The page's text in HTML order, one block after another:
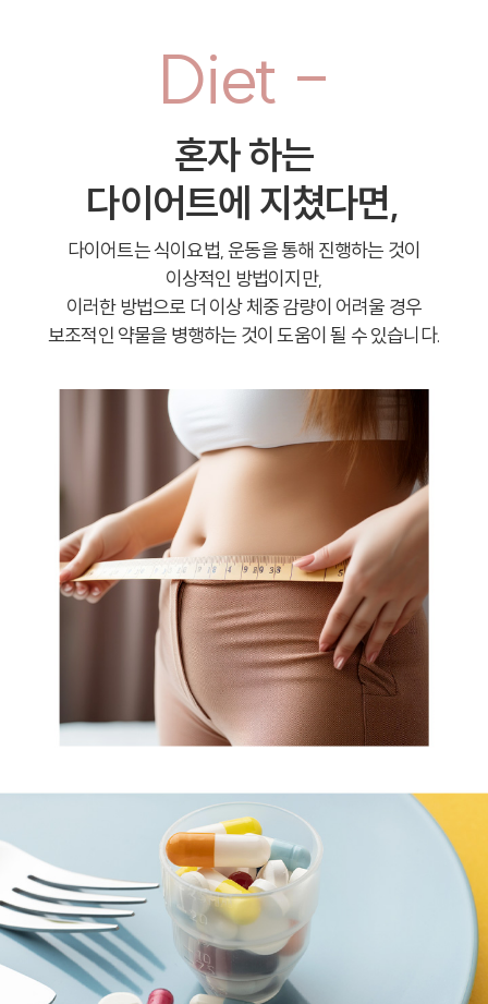
Diet -
혼자 하는
다이어트에 지쳤다면,
다이어트는 식이요법, 운동을 통해 진행하는 것이
이상적인 방법이지만,
이러한 방법으로 더 이상 체중 감량이 어려울 경우
보조적인 약물을 병행하는 것이 도움이 될 수 있습니다.